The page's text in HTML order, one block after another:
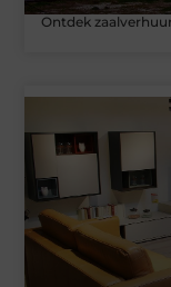
Ontdek